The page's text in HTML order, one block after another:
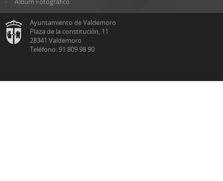
Ayuntamiento de Valdemoro
Plaza de la constitución, 11
28341 Valdemoro
Teléfono: 91 809 98 90